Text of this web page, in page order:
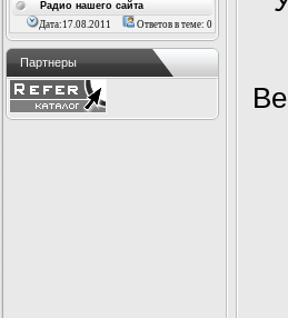
Радио нашего сайта
Дата:17.08.2011
Ответов в теме: 0
Партнеры